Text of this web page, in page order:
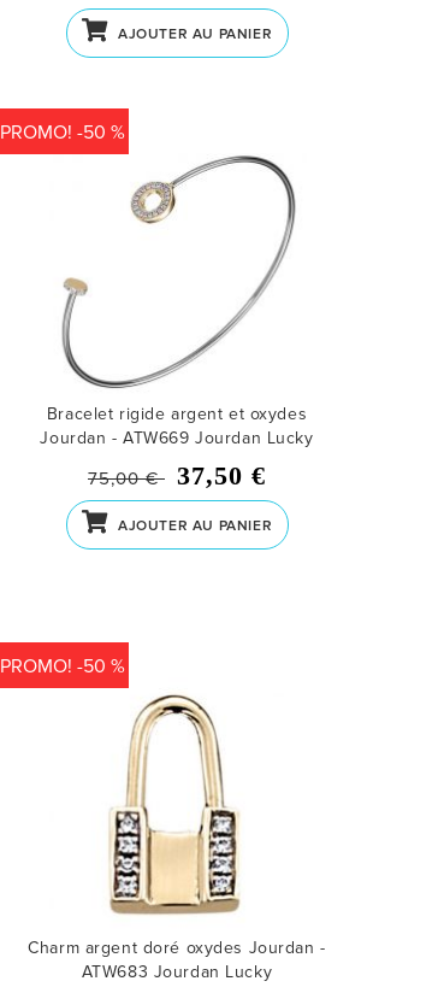
AJOUTER AU PANIER
PROMO! -50 %
Bracelet rigide argent et oxydes
Jourdan - ATW669 Jourdan Lucky
75,00 € 37,50 €
AJOUTER AU PANIER
PROMO! -50 %
Charm argent doré oxydes Jourdan -
ATW683 Jourdan Lucky